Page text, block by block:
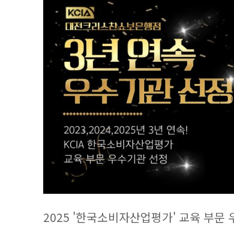
2025 '한국소비자산업평가' 교육 부문